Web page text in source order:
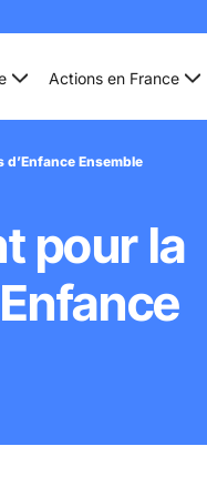
Actions en France
Ensemble
pour la